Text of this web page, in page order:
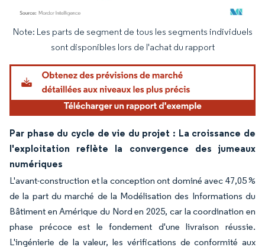
Image © Mordor Intelligence. La réutilisation nécessite une attribution sous CC BY
Note: Les parts de segment de tous les segments individuels
sont disponibles lors de l'achat du rapport
Par phase du cycle de vie du projet : La croissance de
l'exploitation reflète la convergence des jumeaux
numériques
L'avant-construction et la conception ont dominé avec 47,05 %
de la part du marché de la Modélisation des Informations du
Bâtiment en Amérique du Nord en 2025, car la coordination en
phase précoce est le fondement d'une livraison réussie.
L'ingénierie de la valeur, les vérifications de conformité aux